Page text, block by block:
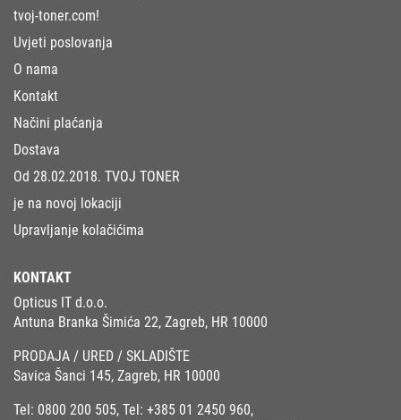
tvoj-toner.com!
Uvjeti poslovanja
O nama
Kontakt
Načini plaćanja
Dostava
Od 28.02.2018. TVOJ TONER
je na novoj lokaciji
Upravljanje kolačićima
KONTAKT
Opticus IT d.o.o.
Antuna Branka Šimića 22, Zagreb, HR 10000
PRODAJA / URED / SKLADIŠTE
Savica Šanci 145, Zagreb, HR 10000
Tel: 0800 200 505, Tel: +385 01 2450 960,